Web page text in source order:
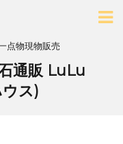
点物現物販売
通販 LuLu
ス)